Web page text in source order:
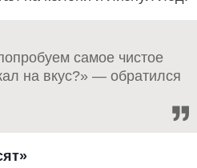
самое чистое
на вкус?» — обратился